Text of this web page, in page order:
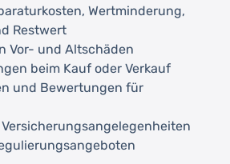
Wertminderung,
Restwert
Vor- und Altschäden
beim Kauf oder Verkauf
und Bewertungen für